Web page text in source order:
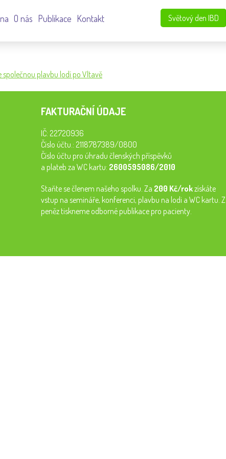
Světový den IBD
O nás Publikace Kontakt
společnou plavbu lodí po Vltavě
FAKTURAČNÍ ÚDAJE
IČ: 22720936
Číslo účtu.: 2118787389/0800
Číslo účtu pro úhradu členských příspěvků
a plateb za WC kartu: 2600595086/2010
Staňte se členem našeho spolku. Za 200 Kč/rokzískáte
vstup na semináře, konferenci, plavbu na lodi a WC kartu. Z
peněz tiskneme odborné publikace pro pacienty.